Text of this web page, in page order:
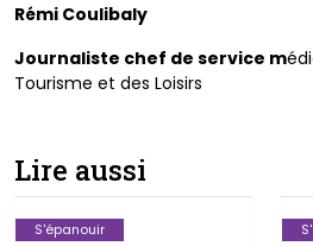
Rémi Coulibaly
Journaliste chef de service m
Tourisme et des Loisirs
Lire aussi
S'épanouir